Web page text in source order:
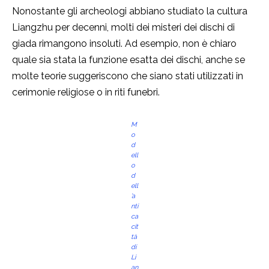
Nonostante gli archeologi abbiano studiato la cultura
Liangzhu per decenni, molti dei misteri dei dischi di
giada rimangono insoluti. Ad esempio, non è chiaro
quale sia stata la funzione esatta dei dischi, anche se
molte teorie suggeriscono che siano stati utilizzati in
cerimonie religiose o in riti funebri.
M
o
d
ell
o
d
ell
’a
nti
ca
cit
tà
di
Li
an